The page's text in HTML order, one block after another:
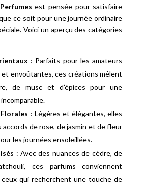
est pensée pour satisfaire
ce soit pour une journée ordinaire
Voici un aperçu des catégories
: Parfaits pour les amateurs
envoûtantes, ces créations mêlent
de musc et d’épices pour une
: Légères et élégantes, elles
accords de rose, de jasmin et de fleur
les journées ensoleillées.
: Avec des nuances de cèdre, de
ces parfums conviennent
qui recherchent une touche de